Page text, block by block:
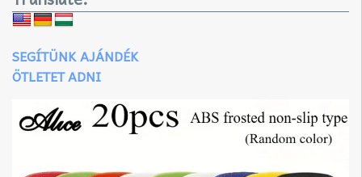
SEGÍTÜNK AJÁNDÉK
ÖTLETET ADNI